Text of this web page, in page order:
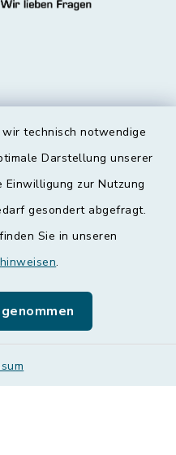
technisch notwendige
Darstellung unserer
Einwilligung zur Nutzung
gesondert abgefragt.
Sie in unseren
.